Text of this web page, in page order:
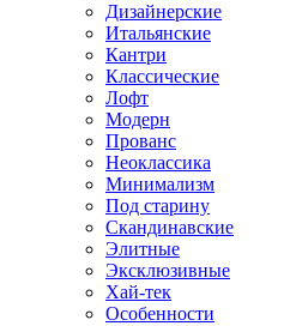
Дизайнерские
Итальянские
Кантри
Классические
Лофт
Модерн
Прованс
Неоклассика
Минимализм
Под старину
Скандинавские
Элитные
Эксклюзивные
Хай-тек
Особенности